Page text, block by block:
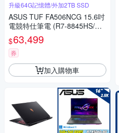
升級64G記憶體/外加2TB SSD
ASUS TUF FA506NCG 15.6吋
電競特仕筆電 (R7-8845HS/RT
X3050 4GB/32G+32G/512G+2
TB SSD/曜石黑)
$63,499
券
加入購物車